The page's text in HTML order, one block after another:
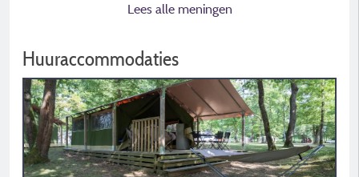
Lees alle meningen
Huuraccommodaties